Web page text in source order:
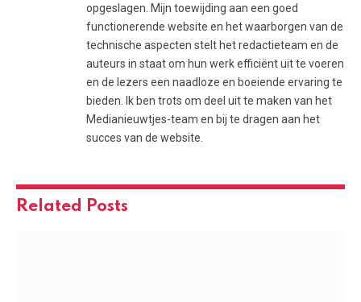
opgeslagen. Mijn toewijding aan een goed
functionerende website en het waarborgen van de
technische aspecten stelt het redactieteam en de
auteurs in staat om hun werk efficiënt uit te voeren
en de lezers een naadloze en boeiende ervaring te
bieden. Ik ben trots om deel uit te maken van het
Medianieuwtjes-team en bij te dragen aan het
succes van de website.
Related Posts